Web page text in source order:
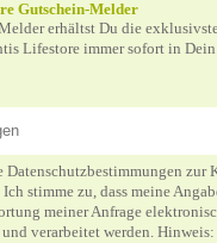
Gutschein-Melder
erhältst Du die
Lifestore immer sofort in Dein
Datenschutzbestimmungen zur
Ich stimme zu, dass meine
meiner Anfrage
und verarbeitet werden.